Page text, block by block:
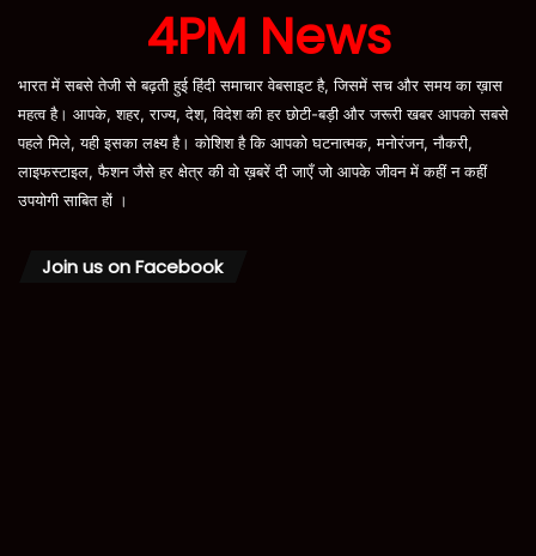
4PM News
भारत में सबसे तेजी से बढ़ती हुई हिंदी समाचार वेबसाइट है, जिसमें सच और समय का ख़ास
महत्व है। आपके, शहर, राज्य, देश, विदेश की हर छोटी-बड़ी और जरूरी खबर आपको सबसे
पहले मिले, यही इसका लक्ष्य है। कोशिश है कि आपको घटनात्मक, मनोरंजन, नौकरी,
लाइफस्टाइल, फैशन जैसे हर क्षेत्र की वो ख़बरें दी जाएँ जो आपके जीवन में कहीं न कहीं
उपयोगी साबित हों ।
Join us on Facebook